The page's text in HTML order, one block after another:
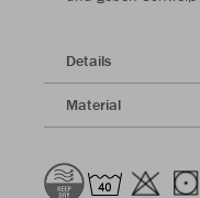
Details
Material